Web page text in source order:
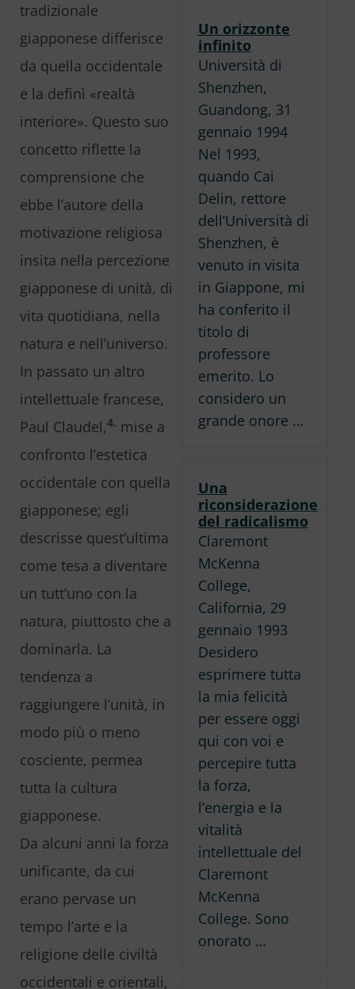
tradizionale
giapponese differisce
da quella occidentale
e la definì «realtà
interiore». Questo suo
concetto riflette la
comprensione che
ebbe l’autore della
motivazione religiosa
insita nella percezione
giapponese di unità, di
vita quotidiana, nella
natura e nell’universo.
In passato un altro
intellettuale francese,
Paul Claudel,4. mise a
confronto l’estetica
occidentale con quella
giapponese; egli
descrisse quest’ultima
come tesa a diventare
un tutt’uno con la
natura, piuttosto che a
dominarla. La
tendenza a
raggiungere l’unità, in
modo più o meno
cosciente, permea
tutta la cultura
giapponese.
Da alcuni anni la forza
unificante, da cui
erano pervase un
tempo l’arte e la
religione delle civiltà
occidentali e orientali,
Un orizzonte
infinito
Università di
Shenzhen,
Guandong, 31
gennaio 1994
Nel 1993,
quando Cai
Delin, rettore
dell’Università di
Shenzhen, è
venuto in visita
in Giappone, mi
ha conferito il
titolo di
professore
emerito. Lo
considero un
grande onore …
Una
riconsiderazione
del radicalismo
Claremont
McKenna
College,
California, 29
gennaio 1993
Desidero
esprimere tutta
la mia felicità
per essere oggi
qui con voi e
percepire tutta
la forza,
l’energia e la
vitalità
intellettuale del
Claremont
McKenna
College. Sono
onorato …